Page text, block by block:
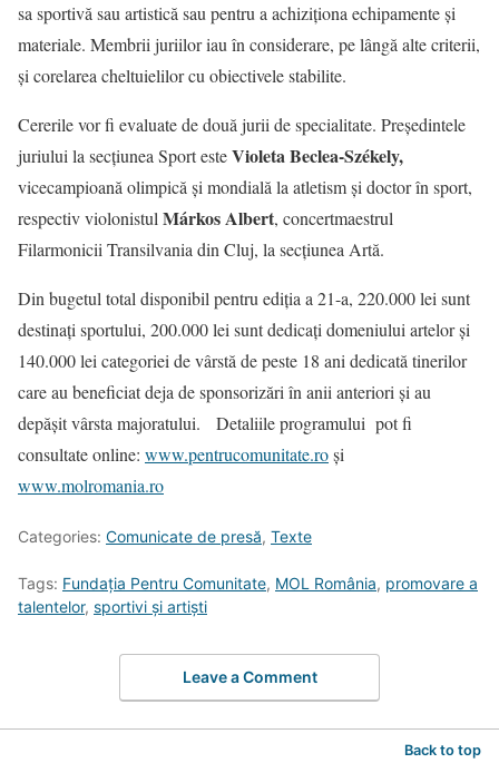
sa sportivă sau artistică sau pentru a achiziționa echipamente și
materiale. Membrii juriilor iau în considerare, pe lângă alte criterii,
și corelarea cheltuielilor cu obiectivele stabilite.
Cererile vor fi evaluate de două jurii de specialitate. Președintele
juriului la secțiunea Sport esteVioleta Beclea-Székely,
vicecampioană olimpică și mondială la atletism și doctor în sport,
respectiv violonistul Márkos Albert, concertmaestrul
Filarmonicii Transilvania din Cluj, la secțiunea Artă.
Din bugetul total disponibil pentru ediția a 21-a, 220.000 lei sunt
destinați sportului, 200.000 lei sunt dedicați domeniului artelor și
140.000 lei categoriei de vârstă de peste 18 ani dedicată tinerilor
care au beneficiat deja de sponsorizări în anii anteriori și au
depășit vârsta majoratului. Detaliile programului pot fi
consultate online: www.pentrucomunitate.roși
www.molromania.ro
Categories: Comunicate de presă, Texte
Tags: Fundația Pentru Comunitate, MOL România, promovare a
talentelor, sportivi și artiști
Leave a Comment
Back to top